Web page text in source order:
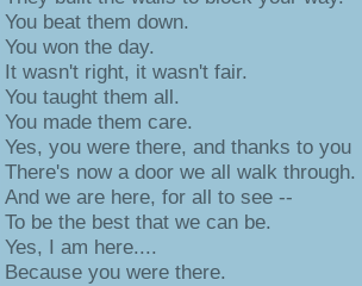
You beat them down.
You won the day.
It wasn't right, it wasn't fair.
You taught them all.
You made them care.
Yes, you were there, and thanks to you
There's now a door we all walk through.
And we are here, for all to see --
To be the best that we can be.
Yes, I am here....
Because you were there.